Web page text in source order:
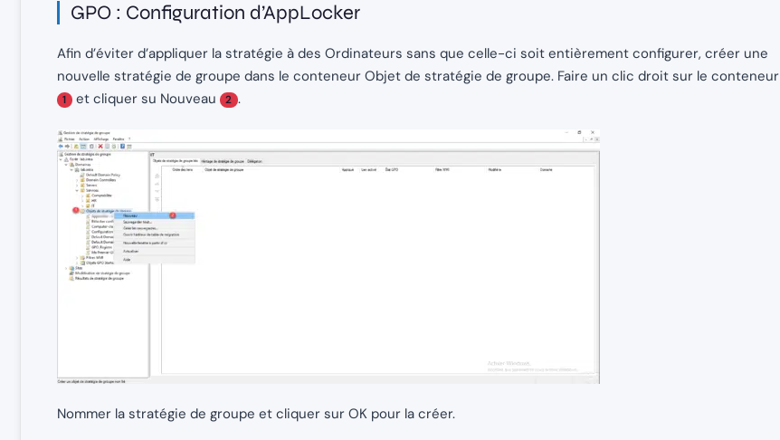
GPO : Configuration d’AppLocker
Afin d’éviter d’appliquer la stratégie à des Ordinateurs sans que celle-ci soit entièrement configurer, créer une
nouvelle stratégie de groupe dans le conteneur Objet de stratégie de groupe. Faire un clic droit sur le conteneur
1 et cliquer su Nouveau 2 .
Nommer la stratégie de groupe et cliquer sur OK pour la créer.